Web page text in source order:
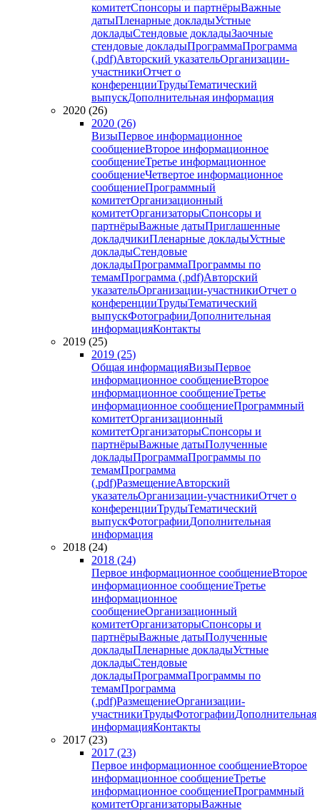
комитетСпонсоры и партнёрыВажные
датыПленарные докладыУстные
докладыСтендовые докладыЗаочные
стендовые докладыПрограммаПрограмма
(.pdf)Авторский указательОрганизации-
участникиОтчет о
конференцииТрудыТематический
выпускДополнительная информация
2020 (26)
2020 (26)
ВизыПервое информационное
сообщениеВторое информационное
сообщениеТретье информационное
сообщениеЧетвертое информационное
сообщениеПрограммный
комитетОрганизационный
комитетОрганизаторыСпонсоры и
партнёрыВажные датыПриглашенные
докладчикиПленарные докладыУстные
докладыСтендовые
докладыПрограммаПрограммы по
темамПрограмма (.pdf)Авторский
указательОрганизации-участникиОтчет о
конференцииТрудыТематический
выпускФотографииДополнительная
информацияКонтакты
2019 (25)
2019 (25)
Общая информацияВизыПервое
информационное сообщениеВторое
информационное сообщениеТретье
информационное сообщениеПрограммный
комитетОрганизационный
комитетОрганизаторыСпонсоры и
партнёрыВажные датыПолученные
докладыПрограммаПрограммы по
темамПрограмма
(.pdf)РазмещениеАвторский
указательОрганизации-участникиОтчет о
конференцииТрудыТематический
выпускФотографииДополнительная
информация
2018 (24)
2018 (24)
Первое информационное сообщениеВторое
информационное сообщениеТретье
информационное
сообщениеОрганизационный
комитетОрганизаторыСпонсоры и
партнёрыВажные датыПолученные
докладыПленарные докладыУстные
докладыСтендовые
докладыПрограммаПрограммы по
темамПрограмма
(.pdf)РазмещениеОрганизации-
участникиТрудыФотографииДополнительная
информацияКонтакты
2017 (23)
2017 (23)
Первое информационное сообщениеВторое
информационное сообщениеТретье
информационное сообщениеПрограммный
комитетОрганизаторыВажные